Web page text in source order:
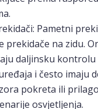
Pametni
prekidače na zidu.
daljinsku kontrolu
i često imaju
pokreta ili
osvjetljenja.